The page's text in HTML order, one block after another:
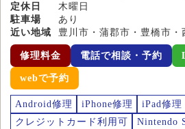
定休日
木曜日
駐車場
あり
近い地域
豊川市・蒲郡市・豊橋市
修理料金 電話で相談・予約
webで予約
Android修理 iPhone修理
iPad修理
クレジットカード利用可
Nintendo